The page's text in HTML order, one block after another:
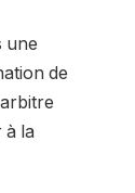
une
de
à la